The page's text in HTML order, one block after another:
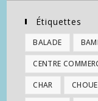
Étiquettes
BALADE
CENTRE
CHAR